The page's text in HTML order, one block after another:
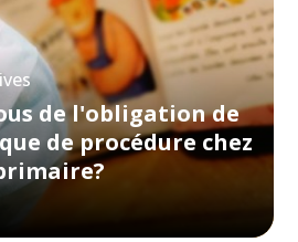
de l'obligation de
de procédure chez